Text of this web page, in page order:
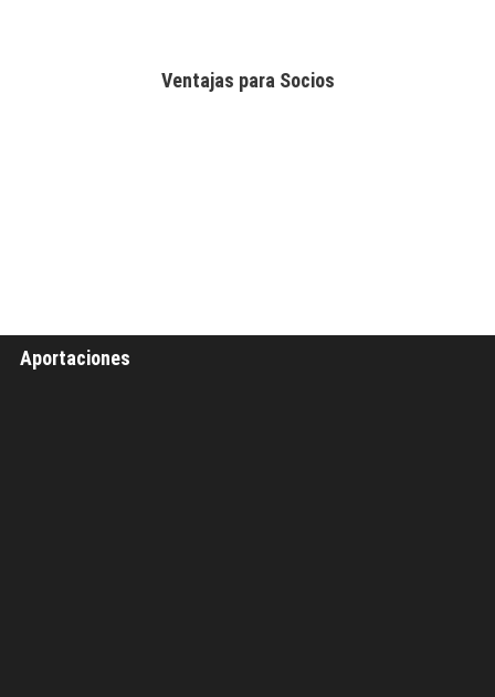
Ventajas para Socios
Aportaciones